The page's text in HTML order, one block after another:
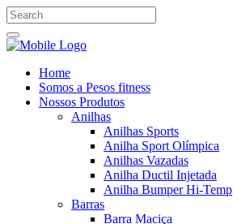
Home
Somos a Pesos fitness
Nossos Produtos
Anilhas
Anilhas Sports
Anilha Sport Olímpica
Anilhas Vazadas
Anilha Ductil Injetada
Anilha Bumper Hi-Temp
Barras
Barra Maciça